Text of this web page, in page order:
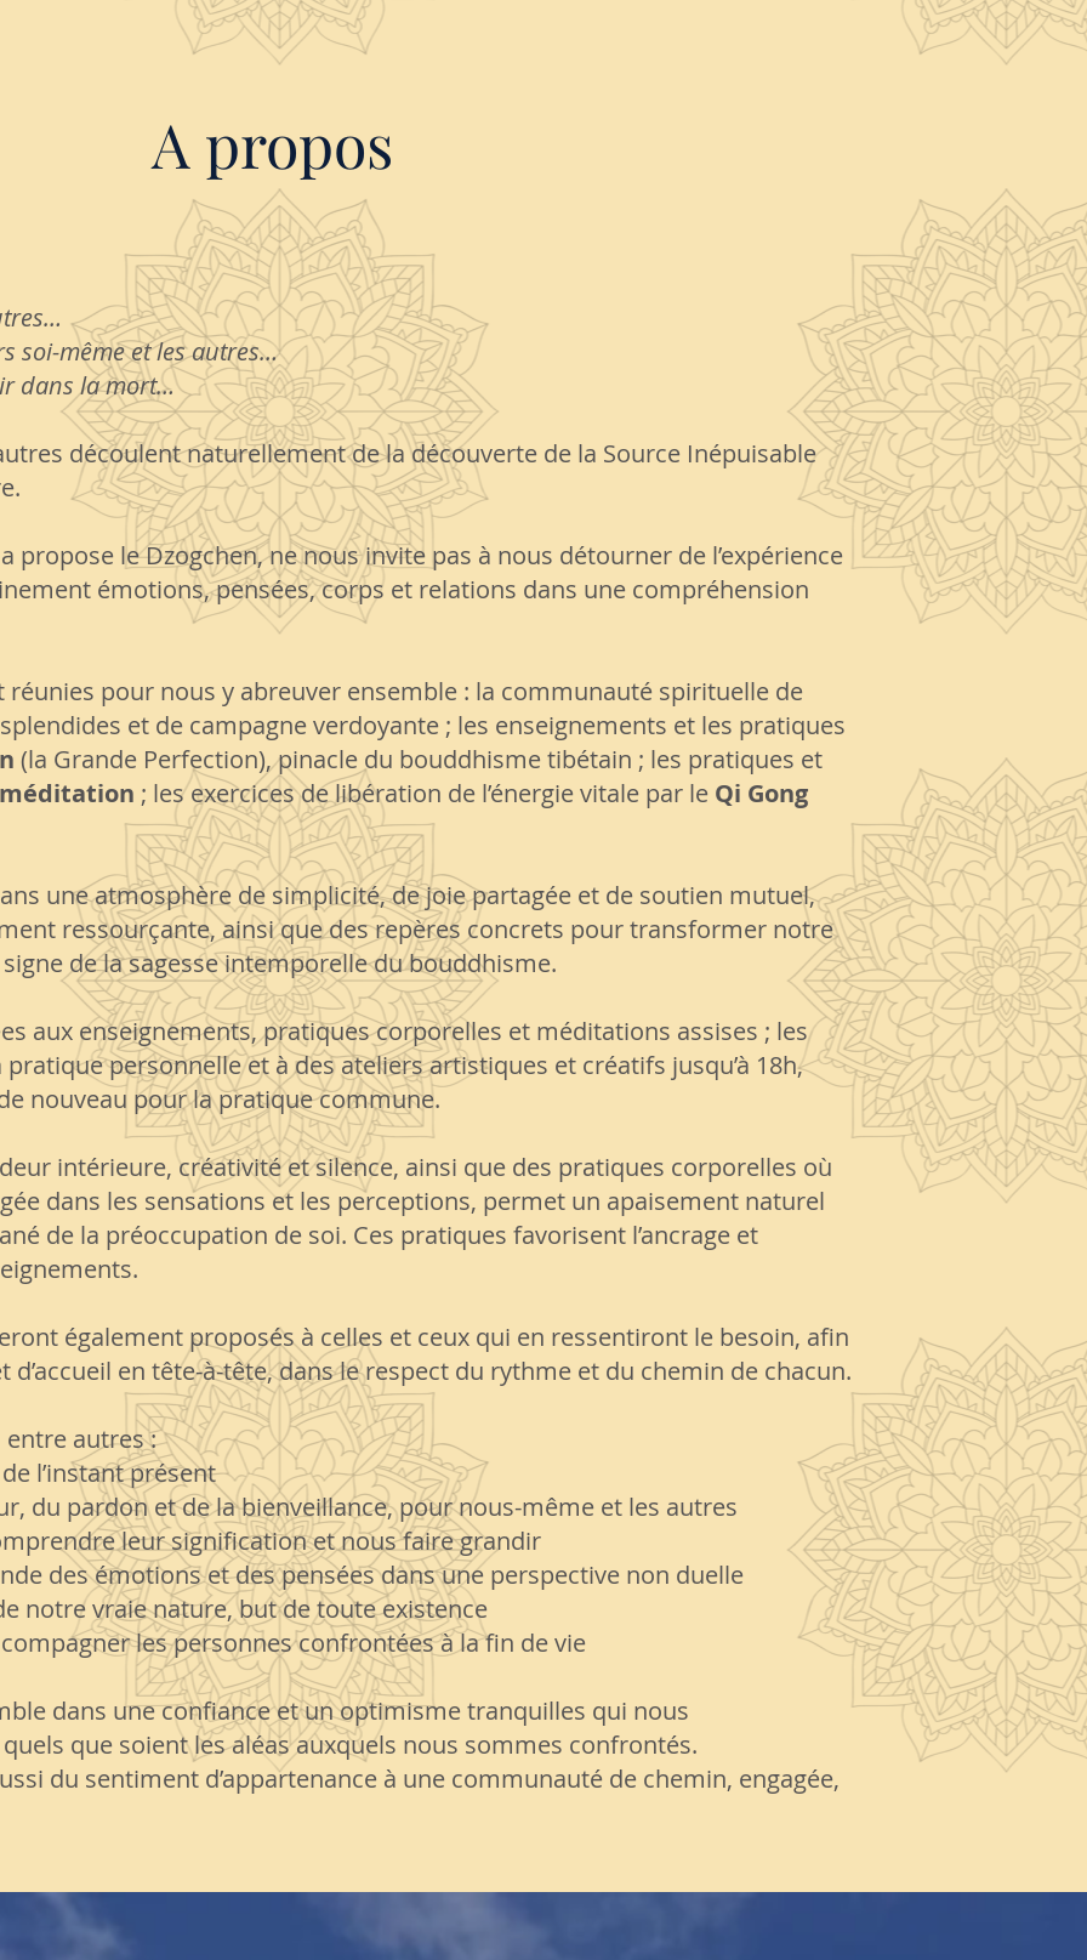
soi-même et les autres…
dans la mort…
découlent naturellement de la découverte de la Source Inépuisable
propose le Dzogchen, ne nous invite pas à nous détourner de l’expérience
émotions, pensées, corps et relations dans une compréhension
pour nous y abreuver ensemble : la communauté spirituelle de
et de campagne verdoyante ; les enseignements et les pratiques
(la Grande Perfection), pinacle du bouddhisme tibétain ; les pratiques et
méditation ; les exercices de libération de l’énergie vitale par le Qi Gong
une atmosphère de simplicité, de joie partagée et de soutien mutuel,
ressourçante, ainsi que des repères concrets pour transformer notre
de la sagesse intemporelle du bouddhisme.
aux enseignements, pratiques corporelles et méditations assises ; les
personnelle et à des ateliers artistiques et créatifs jusqu’à 18h,
nouveau pour la pratique commune.
intérieure, créativité et silence, ainsi que des pratiques corporelles où
dans les sensations et les perceptions, permet un apaisement naturel
de la préoccupation de soi. Ces pratiques favorisent l’ancrage et
également proposés à celles et ceux qui en ressentiront le besoin, afin
d’accueil en tête-à-tête, dans le respect du rythme et du chemin de chacun.
autres :
l’instant présent
du pardon et de la bienveillance, pour nous-même et les autres
leur signification et nous faire grandir
des émotions et des pensées dans une perspective non duelle
notre vraie nature, but de toute existence
les personnes confrontées à la fin de vie
dans une confiance et un optimisme tranquilles qui nous
que soient les aléas auxquels nous sommes confrontés.
du sentiment d’appartenance à une communauté de chemin, engagée,
A propos